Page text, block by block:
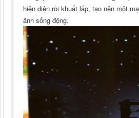
hiện diện rồi khuất lấp, tạo nên một
ảnh sống động.